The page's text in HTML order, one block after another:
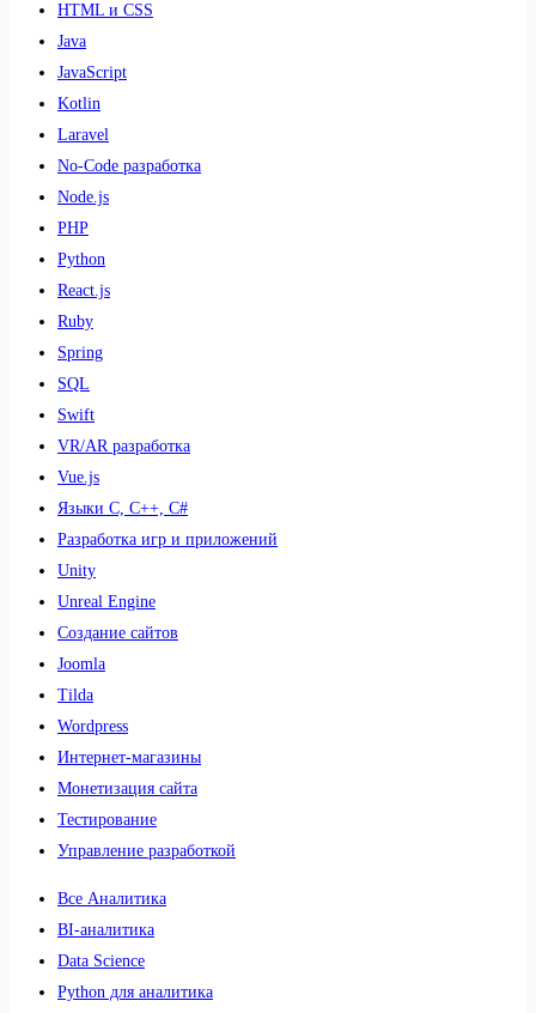
HTML и CSS
Java
JavaScript
Kotlin
Laravel
No-Code разработка
Node.js
PHP
Python
React.js
Ruby
Spring
SQL
Swift
VR/AR разработка
Vue.js
Языки С, С++, С#
Разработка игр и приложений
Unity
Unreal Engine
Создание сайтов
Joomla
Tilda
Wordpress
Интернет-магазины
Монетизация сайта
Тестирование
Управление разработкой
Все Аналитика
BI-аналитика
Data Science
Python для аналитика